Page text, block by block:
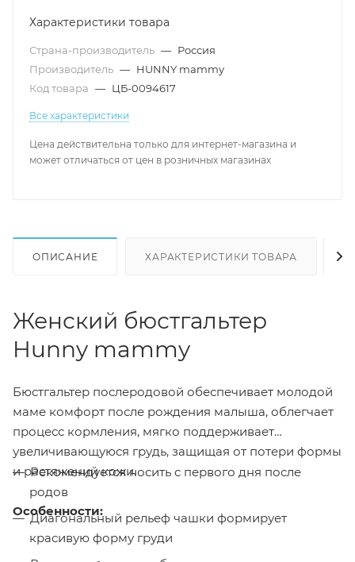
Характеристики товара
Страна-производитель — Россия
Производитель — HUNNY mammy
Код товара — ЦБ-0094617
Все характеристики
Цена действительна только для интернет-магазина и
может отличаться от цен в розничных магазинах
ОПИСАНИЕ ХАРАКТЕРИСТИКИ ТОВАРА
Женский бюстгальтер
Hunny mammy
Бюстгальтер послеродовой обеспечивает молодой
маме комфорт после рождения малыша, облегчает
процесс кормления, мягко поддерживает
увеличивающуюся грудь, защищая от потери формы
и растяжений кожи.
Особенности:
Рекомендуется носить с первого дня после
родов
Диагональный рельеф чашки формирует
красивую форму груди